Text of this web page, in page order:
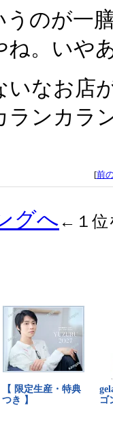
のが一
ね。いや
いなお
ランカラ
[前
グへ ←１位